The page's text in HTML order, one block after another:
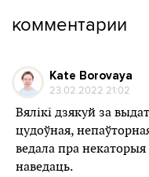
комментарии
Kate Borovaya
23.02.2022 21:02
Вялікі дзякуй за
цудоўная,
ведала пра
наведаць.